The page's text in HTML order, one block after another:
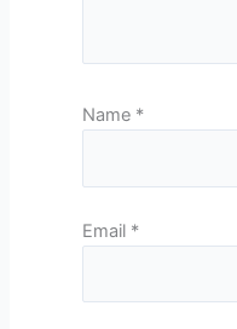
Name *
Email *